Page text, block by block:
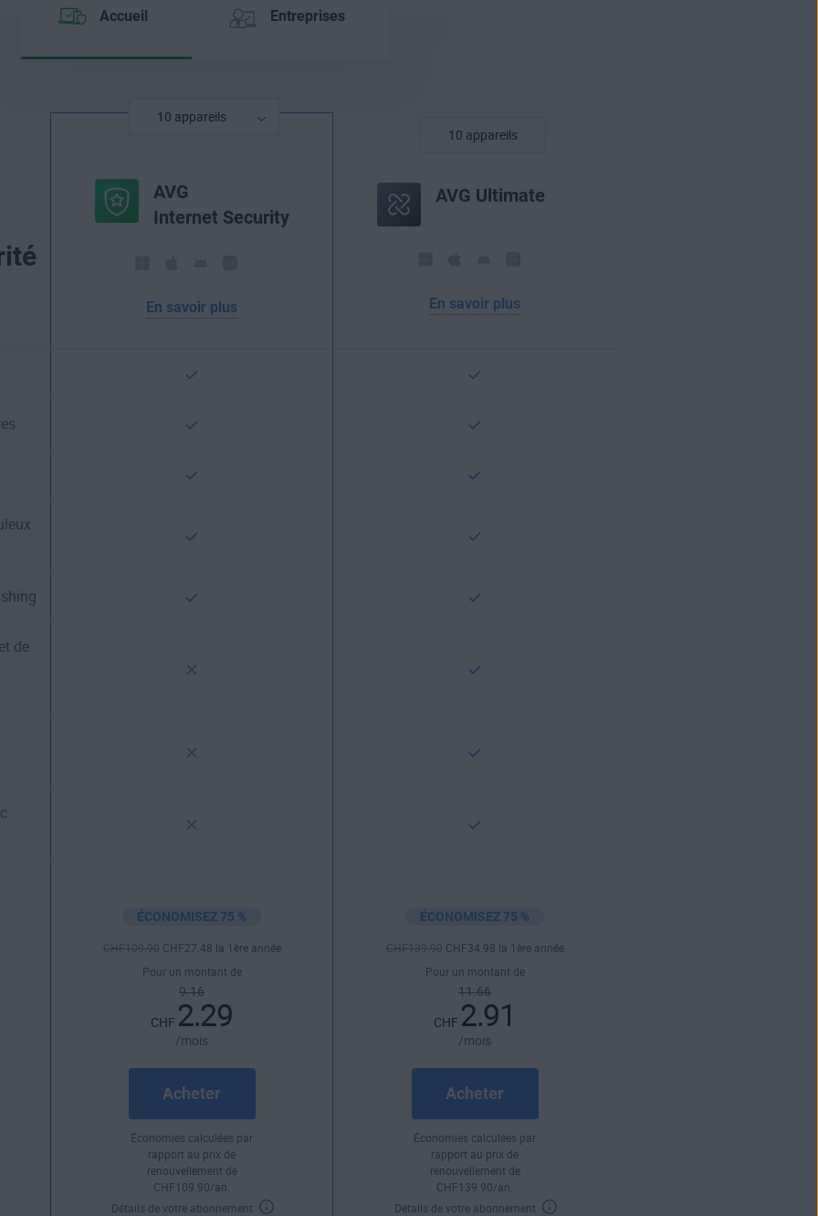
Accueil Entreprises
AVG
Internet Security
En savoir plus
AVG Ultimate
En savoir plus
de
ÉCONOMISEZ 75 %
CHF109.90 CHF27 .48 la 1ère année
Pour un montant de
9.16
CHF 2.29
/mois
Acheter
Économies calculées par
rapport au prix de
renouvellement de
CHF109 .90/an.
Détails de votre abonnement
ÉCONOMISEZ 75 %
CHF139.90 CHF34 .98 la 1ère année
Pour un montant de
11.66
CHF 2.91
/mois
Acheter
Économies calculées par
rapport au prix de
renouvellement de
CHF139 .90/an.
Détails de votre abonnement